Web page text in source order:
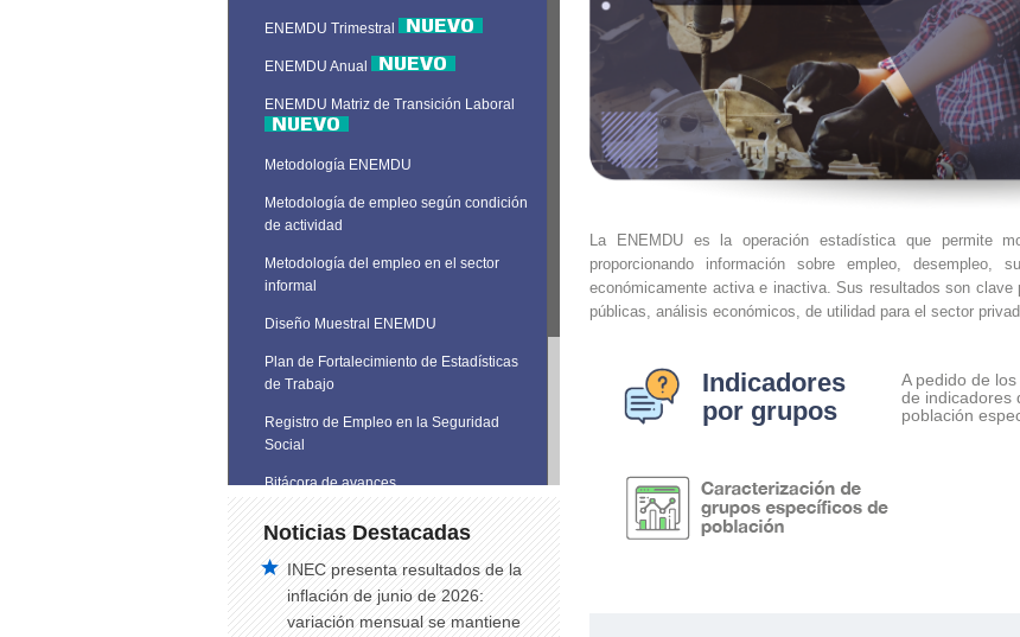
ENEMDU Trimestral
ENEMDU Anual
ENEMDU Matriz de Transición Laboral
Metodología ENEMDU
Metodología de empleo según condición
de actividad
Metodología del empleo en el sector
informal
Diseño Muestral ENEMDU
Plan de Fortalecimiento de Estadísticas
de Trabajo
Registro de Empleo en la Seguridad
Social
Bitácora de avances
Noticias Destacadas
INEC presenta resultados de la
inflación de junio de 2026:
variación mensual se mantiene
La ENEMDU es la operación estadística que permite
proporcionando información sobre empleo, desempleo,
económicamente activa e inactiva. Sus resultados son
públicas, análisis económicos, de utilidad para el sector
Indicadores
por grupos
A pedido de
de indicadores
población